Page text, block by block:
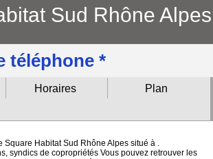
Sud Rhône Alpes
téléphone *
Horaires
Plan
Habitat Sud Rhône Alpes situé à .
syndics de copropriétés Vous pouvez retrouver les